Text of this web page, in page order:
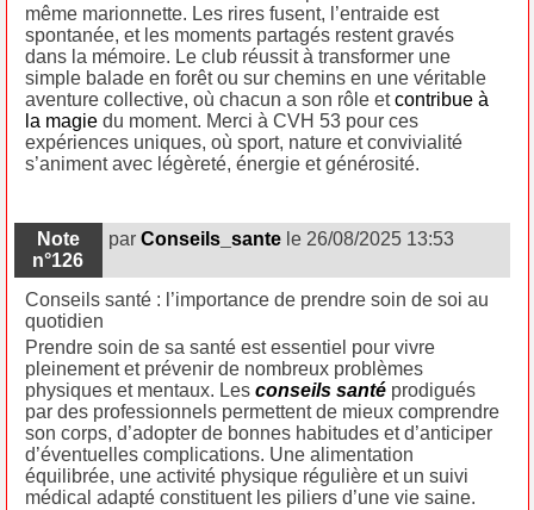
même marionnette. Les rires fusent, l’entraide est
spontanée, et les moments partagés restent gravés
dans la mémoire. Le club réussit à transformer une
simple balade en forêt ou sur chemins en une véritable
aventure collective, où chacun a son rôle etcontribue à
la magiedu moment. Merci à CVH 53 pour ces
expériences uniques, où sport, nature et convivialité
s’animent avec légèreté, énergie et générosité.
Note
n°126
par Conseils_sante le 26/08/2025 13:53
Conseils santé : l’importance de prendre soin de soi au
quotidien
Prendre soin de sa santé est essentiel pour vivre
pleinement et prévenir de nombreux problèmes
physiques et mentaux. Les conseils santéprodigués
par des professionnels permettent de mieux comprendre
son corps, d’adopter de bonnes habitudes et d’anticiper
d’éventuelles complications. Une alimentation
équilibrée, une activité physique régulière et un suivi
médical adapté constituent les piliers d’une vie saine.